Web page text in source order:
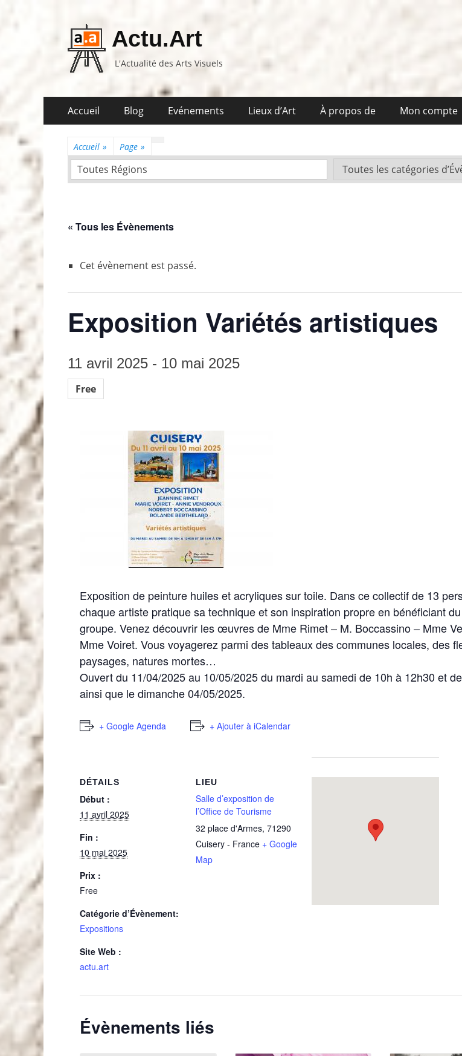
Actu.Art
L'Actualité des Arts Visuels
Premier
menu
Accueil Blog Evénements Lieux d’Art À propos de Mon compte
Accueil » Page »
Toutes Régions
« Tous les Évènements
Cet évènement est passé.
Exposition Variétés artistiques
11 avril 2025 - 10 mai 2025
Free
Exposition de peinture huiles et acryliques sur toile. Dans ce collectif de 13
chaque artiste pratique sa technique et son inspiration propre en bénéficiant
groupe. Venez découvrir les œuvres de Mme Rimet – M. Boccassino – Mme
Mme Voiret. Vous voyagerez parmi des tableaux des communes locales, des
paysages, natures mortes…
Ouvert du 11/04/2025 au 10/05/2025 du mardi au samedi de 10h à 12h30 et
ainsi que le dimanche 04/05/2025.
+ Google Agenda + Ajouter à iCalendar
DÉTAILS
Début :
11 avril 2025
Fin :
10 mai 2025
Prix :
Free
Catégorie d’Évènement:
Expositions
Site Web :
actu.art
LIEU
Salle d’exposition de
l’Office de Tourisme
32 place d'Armes, 71290
Cuisery - France + Google
Map
Évènements liés